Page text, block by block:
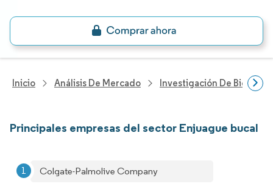
Inicio Análisis De Mercado Investigación De Bienes
Principales empresas del sector Enjuague bucal
Colgate-Palmolive Company